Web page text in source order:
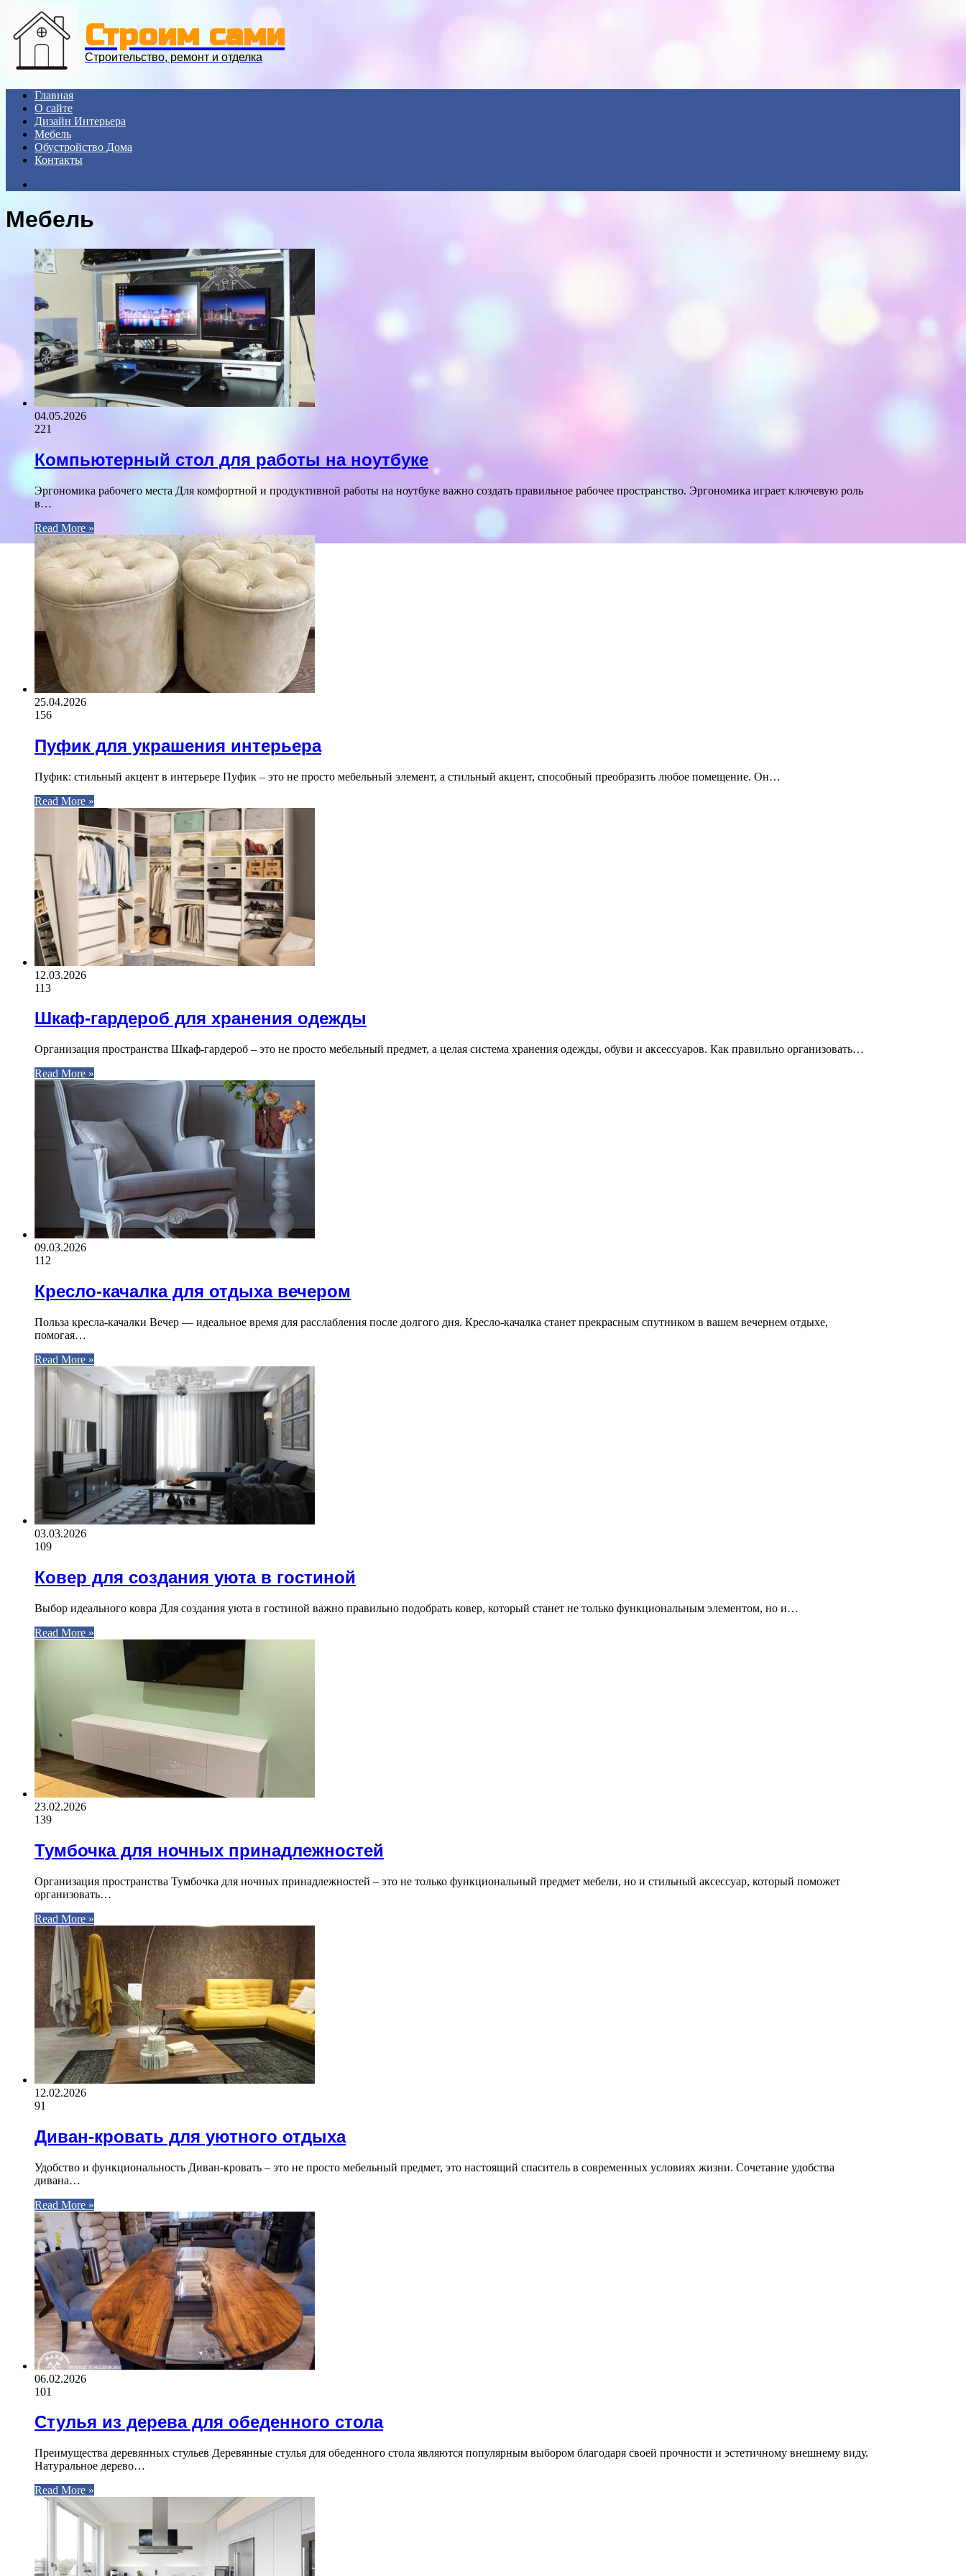
Строим сами
Строительство, ремонт и отделка
Главная
О сайте
Дизайн Интерьера
Мебель
Обустройство Дома
Контакты
Мебель
04.05.2026
221
Компьютерный стол для работы на ноутбуке
Эргономика рабочего места Для комфортной и продуктивной работы на ноутбуке важно создать правильное рабочее пространство. Эргономика играет ключевую роль
в…
Read More »
25.04.2026
156
Пуфик для украшения интерьера
Пуфик: стильный акцент в интерьере Пуфик – это не просто мебельный элемент, а стильный акцент, способный преобразить любое помещение. Он…
Read More »
12.03.2026
113
Шкаф-гардероб для хранения одежды
Организация пространства Шкаф-гардероб – это не просто мебельный предмет, а целая система хранения одежды, обуви и аксессуаров. Как правильно организовать…
Read More »
09.03.2026
112
Кресло-качалка для отдыха вечером
Польза кресла-качалки Вечер — идеальное время для расслабления после долгого дня. Кресло-качалка станет прекрасным спутником в вашем вечернем отдыхе,
помогая…
Read More »
03.03.2026
109
Ковер для создания уюта в гостиной
Выбор идеального ковра Для создания уюта в гостиной важно правильно подобрать ковер, который станет не только функциональным элементом, но и…
Read More »
23.02.2026
139
Тумбочка для ночных принадлежностей
Организация пространства Тумбочка для ночных принадлежностей – это не только функциональный предмет мебели, но и стильный аксессуар, который поможет
организовать…
Read More »
12.02.2026
91
Диван-кровать для уютного отдыха
Удобство и функциональность Диван-кровать – это не просто мебельный предмет, это настоящий спаситель в современных условиях жизни. Сочетание удобства
дивана…
Read More »
06.02.2026
101
Стулья из дерева для обеденного стола
Преимущества деревянных стульев Деревянные стулья для обеденного стола являются популярным выбором благодаря своей прочности и эстетичному внешнему виду.
Натуральное дерево…
Read More »